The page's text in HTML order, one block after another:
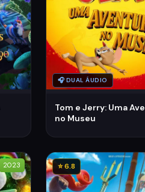
🎧 DUAL ÁUDIO
Tom e Jerry: Uma
no Museu
2023 ⭐ 6.8